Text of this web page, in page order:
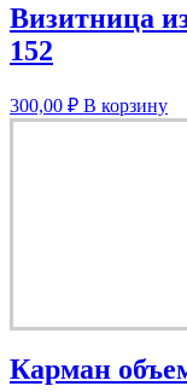
Визитница
152
300,00 ₽ В корзину
Карман